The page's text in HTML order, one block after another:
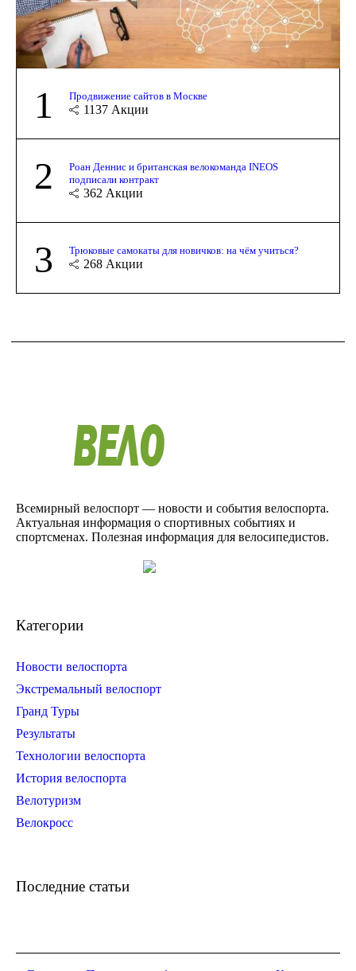
1 Продвижение сайтов в Москве
1137 Акции
2
Роан Деннис и британская велокоманда INEOS
подписали контракт
362 Акции
3 Трюковые самокаты для новичков: на чём учиться?
268 Акции
Всемирный велоспорт — новости и события велоспорта.
Актуальная информация о спортивных событиях и
спортсменах. Полезная информация для велосипедистов.
Категории
Новости велоспорта
Экстремальный велоспорт
Гранд Туры
Результаты
Технологии велоспорта
История велоспорта
Велотуризм
Велокросс
Последние статьи